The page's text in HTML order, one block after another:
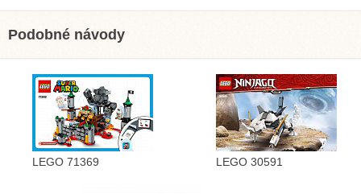
Podobné návody
LEGO 71369 LEGO 30591